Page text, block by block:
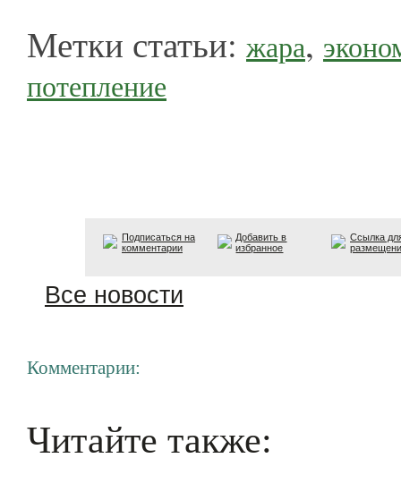
Метки статьи: жара,
потепление
Подписаться на
комментарии
Добавить в
избранное
Ссылка
Все новости
Комментарии:
Читайте также: